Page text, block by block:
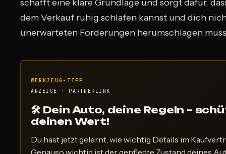
schafft eine klare Grundlage und sorgt dafür,
dem Verkauf ruhig schlafen kannst und dich
unerwarteten Forderungen herumschlagen
WERKZEUG-TIPP
ANZEIGE · PARTNERLINK
🛠 Dein Auto, deine Regeln –
deinen Wert!
Du hast jetzt gelernt, wie wichtig Details im
Genauso wichtig ist der gepflegte Zustand deines